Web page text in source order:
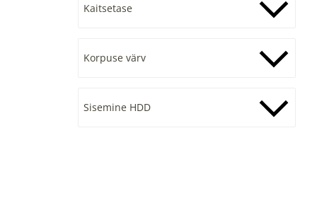
Kaitsetase
Korpuse värv
Sisemine HDD